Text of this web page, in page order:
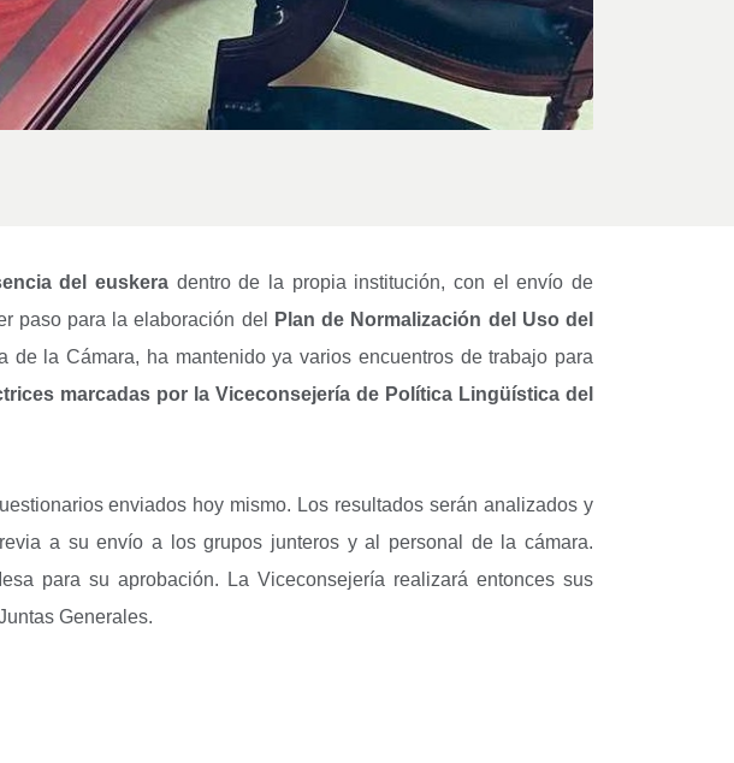
del euskera dentro de la propia institución, con el envío de
paso para la elaboración del
Plan de Normalización del Uso del
la Cámara, ha mantenido ya varios encuentros de trabajo para
marcadas por la Viceconsejería de Política Lingüística del
enviados hoy mismo. Los resultados serán analizados y
a su envío a los grupos junteros y al personal de la cámara.
para su aprobación. La Viceconsejería realizará entonces sus
Generales.